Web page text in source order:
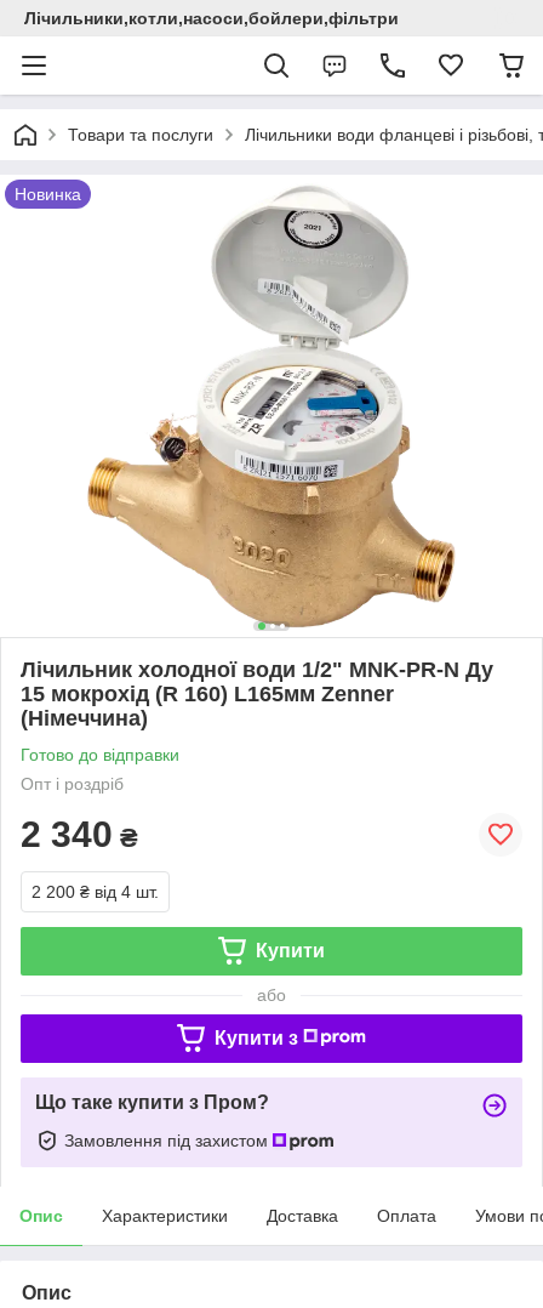
Лічильники,котли,насоси,бойлери,фільтри
Товари та послуги Лічильники води фланцеві і
Новинка
Лічильник холодної води 1/2" MNK-PR-N Ду
15 мокрохід (R 160) L165мм Zenner
(Німеччина)
Готово до відправки
Опт і роздріб
2 340 ₴
2 200 ₴ від 4 шт.
Купити
або
Купити з
Що таке купити з Пром?
Замовлення під захистом
Опис Характеристики Доставка Оплата Умови
Опис